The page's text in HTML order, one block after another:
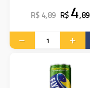
R$ 4,89 R$ 4,89